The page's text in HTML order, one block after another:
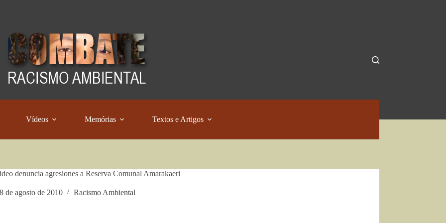
Vídeos Memórias Textos e Artigos
denuncia agresiones a Reserva Comunal Amarakaeri
de agosto de 2010 Racismo Ambiental